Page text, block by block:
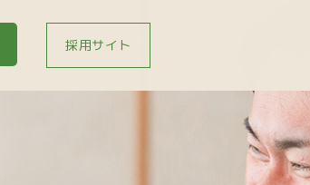
採用サイト